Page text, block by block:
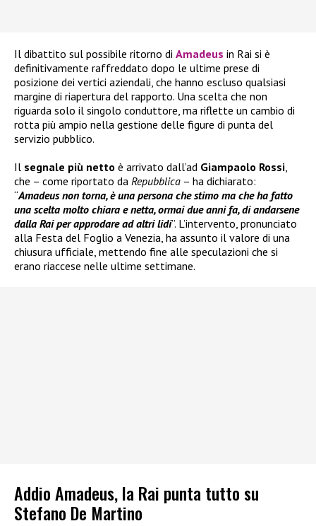
Il dibattito sul possibile ritorno di Amadeus in Rai si è
definitivamente raffreddato dopo le ultime prese di
posizione dei vertici aziendali, che hanno escluso qualsiasi
margine di riapertura del rapporto. Una scelta che non
riguarda solo il singolo conduttore, ma riflette un cambio di
rotta più ampio nella gestione delle figure di punta del
servizio pubblico.
Il segnale più netto è arrivato dall’ad Giampaolo Rossi,
che – come riportato da Repubblica – ha dichiarato:
“Amadeus non torna, è una persona che stimo ma che ha fatto
una scelta molto chiara e netta, ormai due anni fa, di andarsene
dalla Rai per approdare ad altri lidi”. L’intervento, pronunciato
alla Festa del Foglio a Venezia, ha assunto il valore di una
chiusura ufficiale, mettendo fine alle speculazioni che si
erano riaccese nelle ultime settimane.
Addio Amadeus, la Rai punta tutto su
Stefano De Martino